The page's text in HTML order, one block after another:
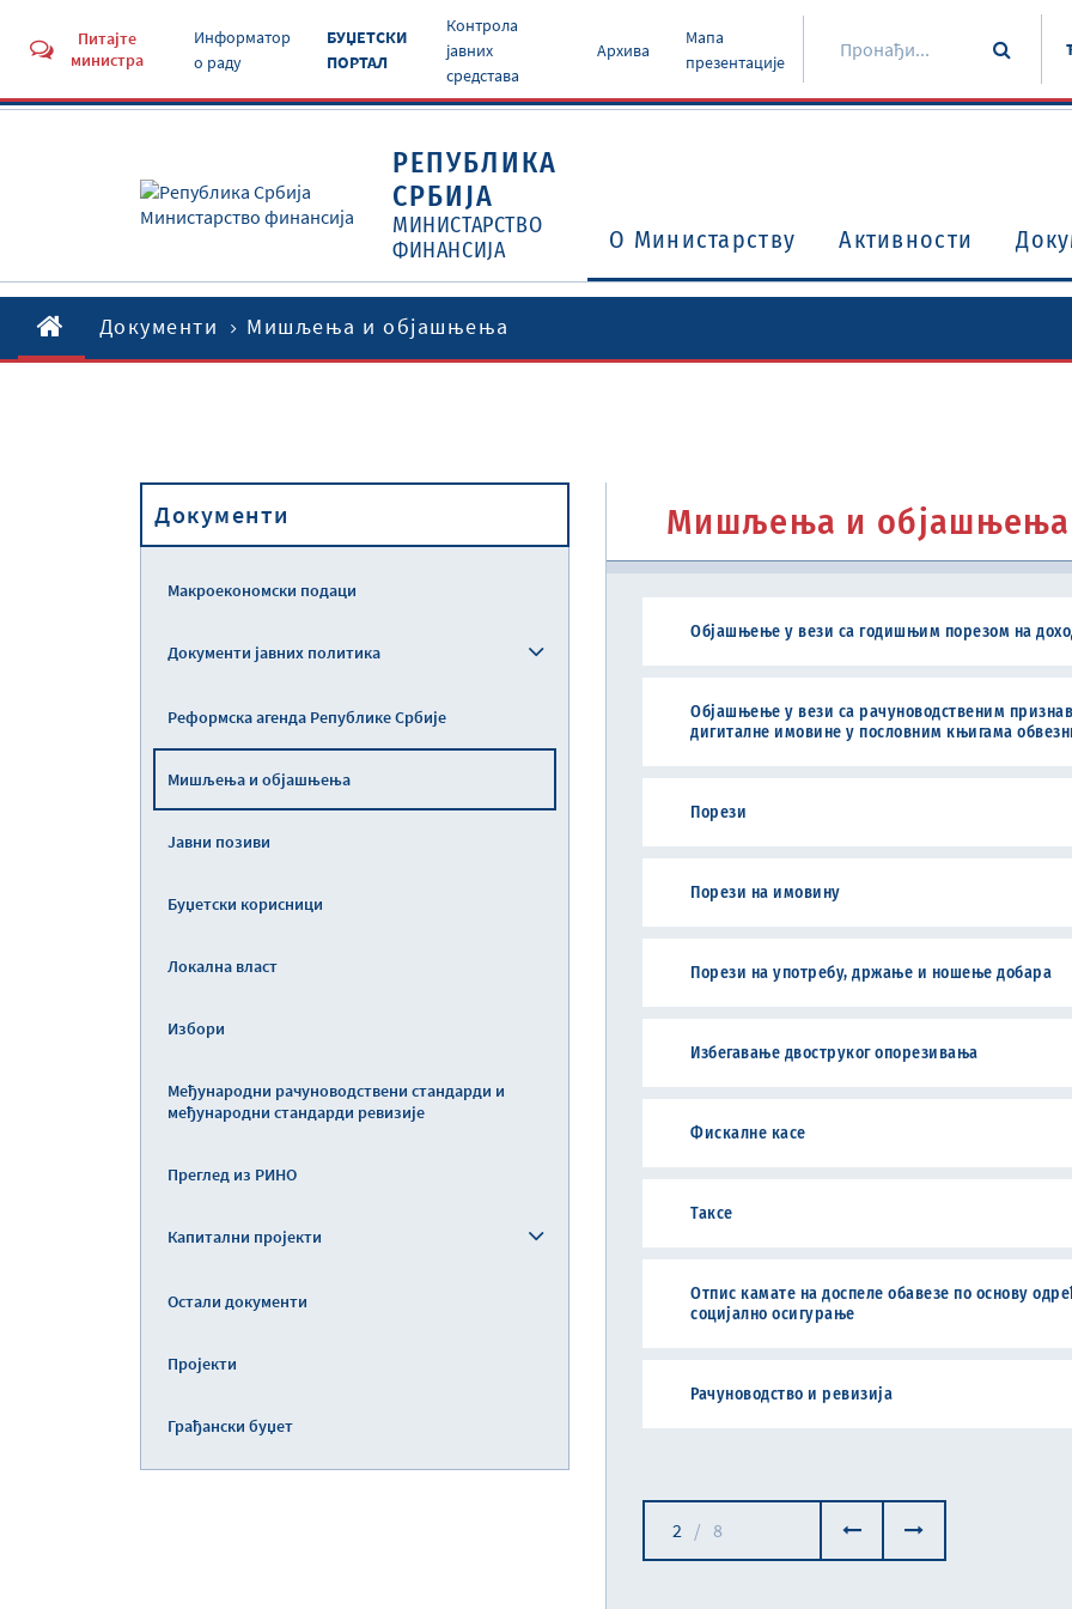
Питајте
министра
Информатор
о раду
БУЏЕТСКИ
ПОРТАЛ
Контрола
јавних
средстава
Архива
Мапа
презентације
РЕПУБЛИКА
СРБИЈА
МИНИСТАРСТВО
ФИНАНСИЈА
O Министарству Активности
Документи Мишљења и објашњења
Документи
Макроекономски подаци
Документи јавних политика
Реформска агенда Републике Србије
Мишљења и објашњења
Јавни позиви
Буџетски корисници
Локална власт
Избори
Међународни рачуноводствени стандарди и
међународни стандарди ревизије
Преглед из РИНО
Капитални пројекти
Остали документи
Пројекти
Грађански буџет
Мишљења и објашњења
Објашњење у вези са годишњим порезом на
Објашњење у вези са рачуноводственим
дигиталне имовине у пословним књигама
Порези
Порези на имовину
Порези на употребу, држање и ношење добара
Избегавање двоструког опорезивања
Фискалне касе
Таксе
Отпис камате на доспеле обавезе по основу
социјално осигурање
Рачуноводство и ревизија
2 / 8